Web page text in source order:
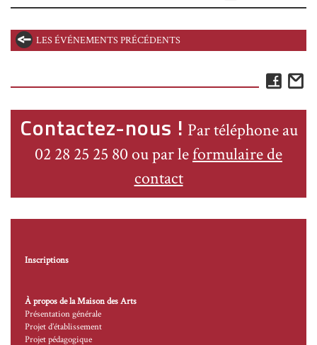
LES ÉVÉNEMENTS PRÉCÉDENTS
Contactez-nous ! Par téléphone au
02 28 25 25 80 ou par leformulaire de
contact
Inscriptions
À propos de la Maison des Arts
Présentation générale
Projet d’établissement
Projet pédagogique